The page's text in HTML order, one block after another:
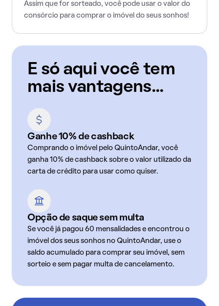
Assim que for sorteado, você pode usar o valor do
consórcio para comprar o imóvel do seus sonhos!
E só aqui você tem
mais vantagens...
Ganhe 10% de cashback
Comprando o imóvel pelo QuintoAndar, você
ganha 10% de cashback sobre o valor utilizado da
carta de crédito para usar como quiser.
Opção de saque sem multa
Se você já pagou 60 mensalidades e encontrou o
imóvel dos seus sonhos no QuintoAndar, use o
saldo acumulado para comprar seu imóvel, sem
sorteio e sem pagar multa de cancelamento.